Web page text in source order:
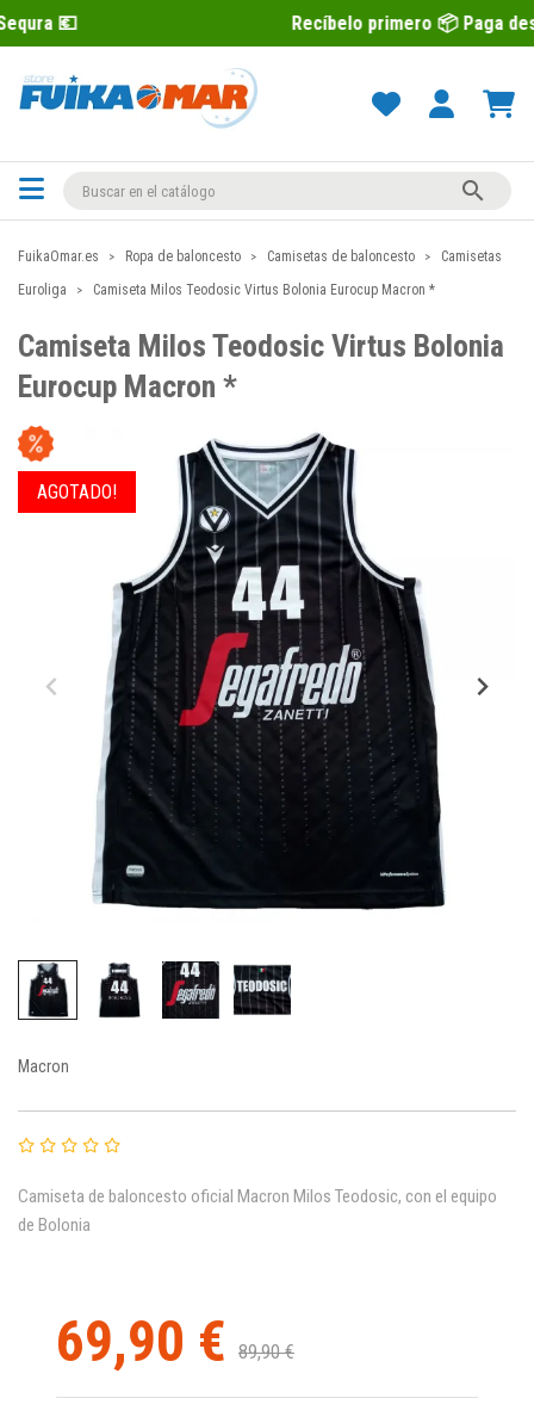
Recíbelo primero 📦 Paga después con

FuikaOmar.es Ropa de baloncesto Camisetas de baloncesto
Camisetas
Euroliga
Camiseta Milos Teodosic Virtus Bolonia Eurocup Macron *
Camiseta Milos Teodosic Virtus Bolonia
Eurocup Macron *
AGOTADO!
Macron
Camiseta de baloncesto oficial Macron Milos Teodosic, con el equipo
de Bolonia
69,90 € 89,90 €